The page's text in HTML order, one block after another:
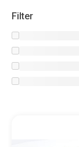
Filter